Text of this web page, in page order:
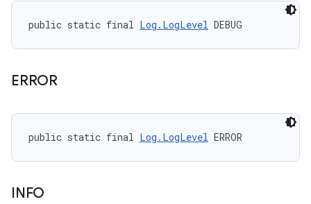
public static final Log.LogLevel DEBUG
ERROR
public static final Log.LogLevel ERROR
INFO